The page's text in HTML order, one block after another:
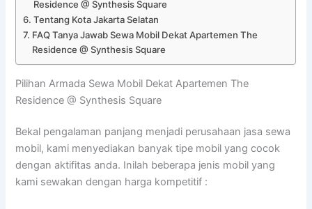
Residence @ Synthesis Square
Tentang Kota Jakarta Selatan
FAQ Tanya Jawab Sewa Mobil Dekat Apartemen The
Residence @ Synthesis Square
Pilihan Armada Sewa Mobil Dekat Apartemen The
Residence @ Synthesis Square
Bekal pengalaman panjang menjadi perusahaan jasa sewa
mobil, kami menyediakan banyak tipe mobil yang cocok
dengan aktifitas anda. Inilah beberapa jenis mobil yang
kami sewakan dengan harga kompetitif :